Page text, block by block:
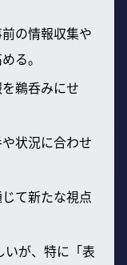
の情報収集や
る。
鵜呑みにせ
状況に合わせ
て新たな視点
いが、特に「表